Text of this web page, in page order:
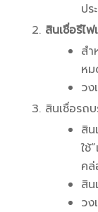
ปร
สินเชื่อรีไ
ส
ห
วง
สินเชื่อรถ
สิน
ใช้
ค
สิน
วง